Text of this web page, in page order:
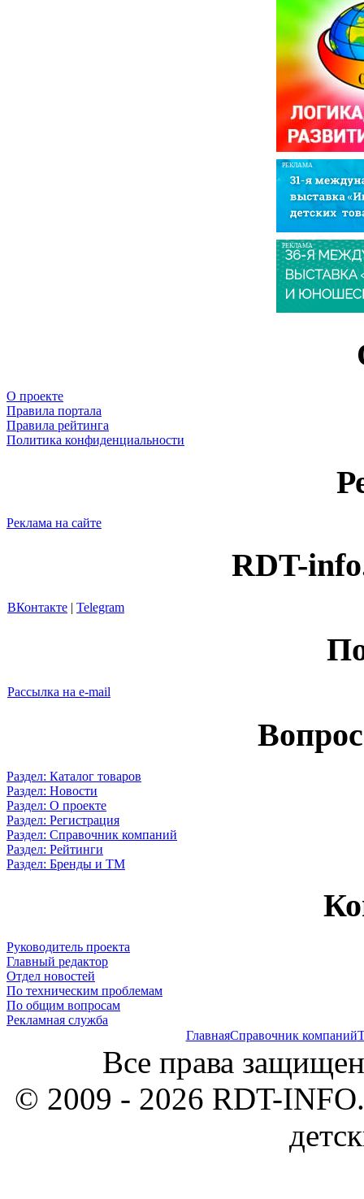
РЕКЛАМА
РЕКЛАМА
О проекте
Правила портала
Правила рейтинга
Политика конфиденциальности
Реклама на сайте
RDT-
ВКонтакте | Telegram
Рассылка на e-mail
Раздел: Каталог товаров
Раздел: Новости
Раздел: О проекте
Раздел: Регистрация
Раздел: Справочник компаний
Раздел: Рейтинги
Раздел: Бренды и ТМ
Руководитель проекта
Главный редактор
Отдел новостей
По техническим проблемам
По общим вопросам
Рекламная служба
ГлавнаяСправочник компаний
Все права
© 2009 - 2026 RDT-